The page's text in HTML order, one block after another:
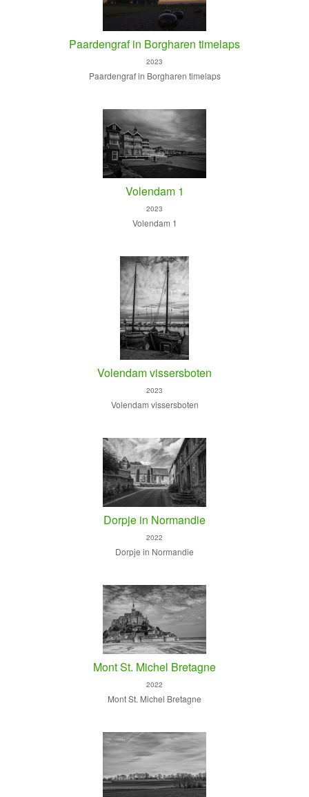
Paardengraf in Borgharen timelaps
2023
Paardengraf in Borgharen timelaps
Volendam 1
2023
Volendam 1
Volendam vissersboten
2023
Volendam vissersboten
Dorpje in Normandie
2022
Dorpje in Normandie
Mont St. Michel Bretagne
2022
Mont St. Michel Bretagne